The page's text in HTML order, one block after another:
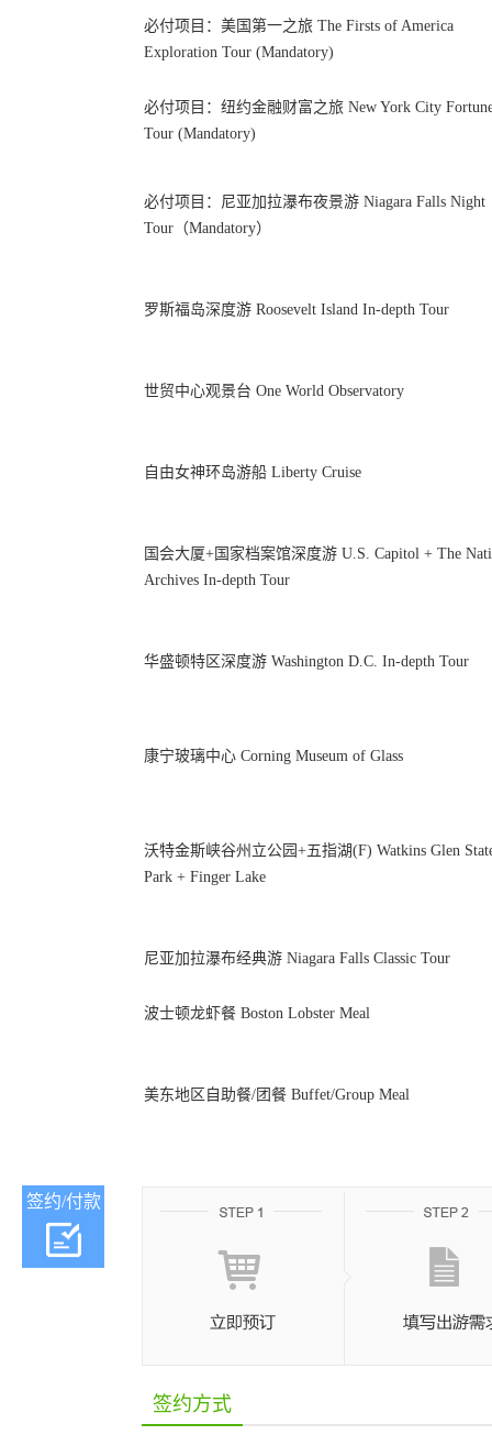
必付项目：美国第一之旅 The Firsts of America
Exploration Tour (Mandatory)
必付项目：纽约金融财富之旅 New York City
Tour (Mandatory)
必付项目：尼亚加拉瀑布夜景游 Niagara Falls Night
Tour（Mandatory）
罗斯福岛深度游 Roosevelt Island In-depth Tour
世贸中心观景台 One World Observatory
自由女神环岛游船 Liberty Cruise
国会大厦+国家档案馆深度游 U.S. Capitol + The
Archives In-depth Tour
华盛顿特区深度游 Washington D.C. In-depth Tour
康宁玻璃中心 Corning Museum of Glass
沃特金斯峡谷州立公园+五指湖(F) Watkins Glen
Park + Finger Lake
尼亚加拉瀑布经典游 Niagara Falls Classic Tour
波士顿龙虾餐 Boston Lobster Meal
美东地区自助餐/团餐 Buffet/Group Meal
签约/付款
签约方式